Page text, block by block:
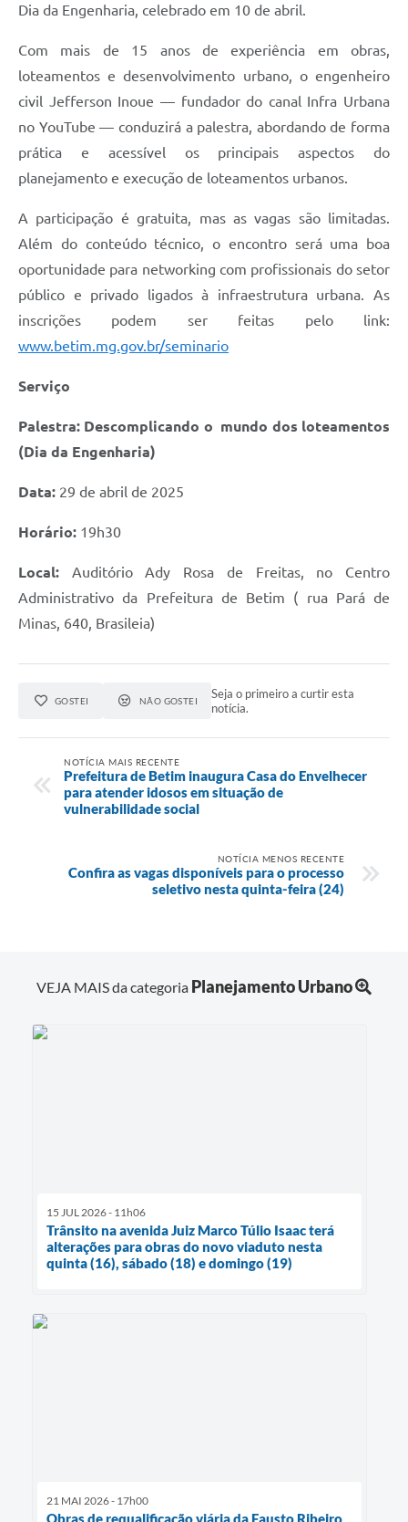
Dia da Engenharia, celebrado em 10 de abril.
Com mais de 15 anos de experiência em obras,
loteamentos e desenvolvimento urbano, o engenheiro
civil Jefferson Inoue — fundador do canal Infra Urbana
no YouTube — conduzirá a palestra, abordando de forma
prática e acessível os principais aspectos do
planejamento e execução de loteamentos urbanos.
A participação é gratuita, mas as vagas são limitadas.
Além do conteúdo técnico, o encontro será uma boa
oportunidade para networking com profissionais do setor
público e privado ligados à infraestrutura urbana. As
inscrições podem ser feitas pelo link:
www.betim.mg.gov.br/seminario
Serviço
Palestra: Descomplicando o mundo dos loteamentos
(Dia da Engenharia)
Data: 29 de abril de 2025
Horário: 19h30
Local: Auditório Ady Rosa de Freitas, no Centro
Administrativo da Prefeitura de Betim ( rua Pará de
Minas, 640, Brasileia)
GOSTEI NÃO GOSTEI
Seja o primeiro a curtir esta
notícia.
NOTÍCIA MAIS RECENTE
Prefeitura de Betim inaugura Casa do Envelhecer
para atender idosos em situação de
vulnerabilidade social
NOTÍCIA MENOS RECENTE
Confira as vagas disponíveis para o processo
seletivo nesta quinta-feira (24)
VEJA MAIS da categoria Planejamento Urbano
15 JUL 2026 - 11h06
Trânsito na avenida Juiz Marco Túlio Isaac terá
alterações para obras do novo viaduto nesta
quinta (16), sábado (18) e domingo (19)
21 MAI 2026 - 17h00
Obras de requalificação viária da Fausto Ribeiro